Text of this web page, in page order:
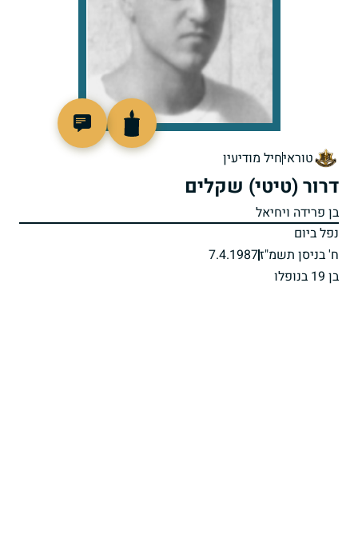
טוראיחיל מודיעין
דרור (טיטי) שקלים
בן פרידה ויחיאל
נפל ביום
ח' בניסן תשמ"ז7.4.1987
בן 19 בנופלו